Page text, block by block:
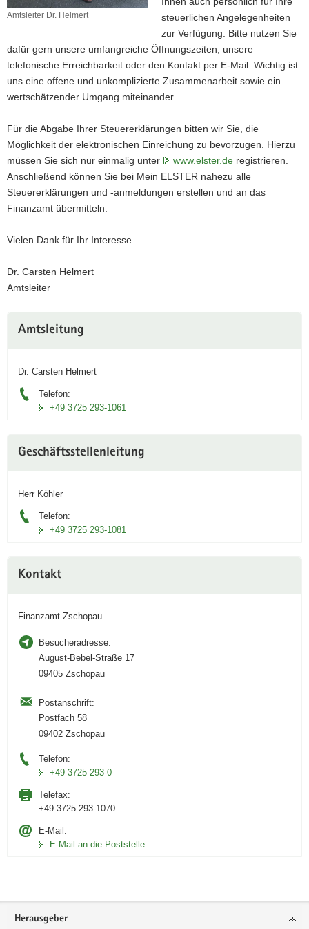
a
i
g
a
t
o
n
Amtsleiter Dr. Helmert
Helmert
steuerlichen Angelegenheiten
zur Verfügung. Bitte nutzen Sie
dafür gern unsere umfangreiche Öffnungszeiten, unsere
telefonische Erreichbarkeit oder den Kontakt per E-Mail. Wichtig ist
uns eine offene und unkomplizierte Zusammenarbeit sowie ein
wertschätzender Umgang miteinander.
Für die Abgabe Ihrer Steuererklärungen bitten wir Sie, die
Möglichkeit der elektronischen Einreichung zu bevorzugen. Hierzu
müssen Sie sich nur einmalig unter
www.elster.de registrieren.
Anschließend können Sie bei Mein ELSTER nahezu alle
Steuererklärungen und -anmeldungen erstellen und an das
Finanzamt übermitteln.
Vielen Dank für Ihr Interesse.
Dr. Carsten Helmert
Amtsleiter
Information
Amtsleitung
Dr. Carsten Helmert
Telefon:
+49 3725 293-1061
Geschäftsstellenleitung
Herr Köhler
Telefon:
+49 3725 293-1081
Kontakt
Finanzamt Zschopau
Besucheradresse:
August-Bebel-Straße 17
09405 Zschopau
Postanschrift:
Postfach 58
09402 Zschopau
Telefon:
+49 3725 293-0
Telefax:
+49 3725 293-1070
E-Mail:
E-Mail an die Poststelle
Footer-
Herausgeber